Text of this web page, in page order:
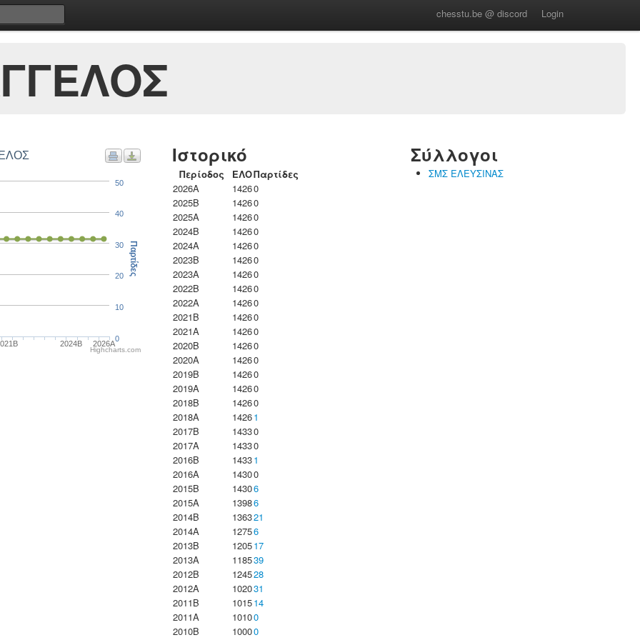
chesstu.be @ discord Login
2024B 2026A
0
10
20
30
40
50
Παρτίδες
Highcharts.com
Ιστορικό
Περίοδος ΕΛΟΠαρτίδες
2026A
14260
2025B
14260
2025A
14260
2024B
14260
2024A
14260
2023B
14260
2023Α
14260
2022B
14260
2022A
14260
2021B
14260
2021A
14260
2020B
14260
2020A
14260
2019B
14260
2019A
14260
2018B
14260
2018A
14261
2017B
14330
2017A
14330
2016B
14331
2016A
14300
2015B
14306
2015A
13986
2014B
136321
2014A
12756
2013B
120517
2013A
118539
2012B
124528
2012A
102031
2011B
101514
2011A
10100
2010B
10000
Σύλλογοι
ΣΜΣ ΕΛΕΥΣΙΝΑΣ